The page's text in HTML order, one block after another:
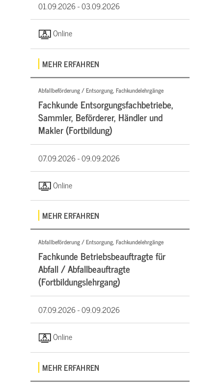
01.09.2026 -03.09.2026
Online
MEHR ERFAHREN
Abfallbeförderung / Entsorgung, Fachkundelehrgänge
Fachkunde Entsorgungsfachbetriebe,
Sammler, Beförderer, Händler und
Makler (Fortbildung)
07.09.2026 -09.09.2026
Online
MEHR ERFAHREN
Abfallbeförderung / Entsorgung, Fachkundelehrgänge
Fachkunde Betriebsbeauftragte für
Abfall / Abfallbeauftragte
(Fortbildungslehrgang)
07.09.2026 -09.09.2026
Online
MEHR ERFAHREN